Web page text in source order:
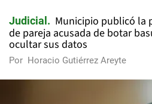
Judicial
Municipio publicó la
de pareja acusada de botar
ocultar sus datos
Por Horacio Gutiérrez Areyte